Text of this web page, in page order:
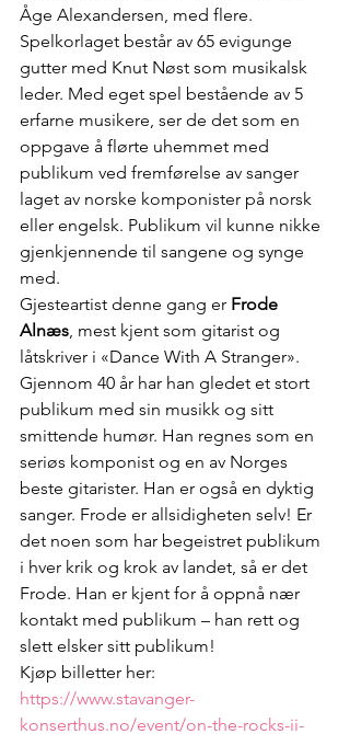
Åge Alexandersen, med flere.
Spelkorlaget består av 65 evigunge
gutter med Knut Nøst som musikalsk
leder. Med eget spel bestående av 5
erfarne musikere, ser de det som en
oppgave å flørte uhemmet med
publikum ved fremførelse av sanger
laget av norske komponister på norsk
eller engelsk. Publikum vil kunne nikke
gjenkjennende til sangene og synge
med.
Gjesteartist denne gang er Frode
Alnæs , mest kjent som gitarist og
låtskriver i «Dance With A Stranger».
Gjennom 40 år har han gledet et stort
publikum med sin musikk og sitt
smittende humør. Han regnes som en
seriøs komponist og en av Norges
beste gitarister. Han er også en dyktig
sanger. Frode er allsidigheten selv! Er
det noen som har begeistret publikum
i hver krik og krok av landet, så er det
Frode. Han er kjent for å oppnå nær
kontakt med publikum – han rett og
slett elsker sitt publikum!
Kjøp billetter her:
https://www.stavanger-
konserthus.no/event/on-the-rocks-ii-